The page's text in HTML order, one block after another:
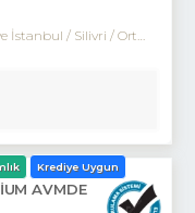
İstanbul / Silivri / Ortaköy
Krediye Uygun
AVMDE